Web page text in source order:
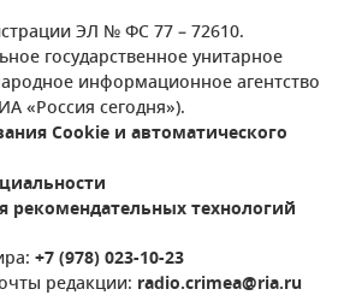
ЭЛ № ФС 77 – 72610.
государственное унитарное
информационное агентство
«Россия сегодня»).
Cookie и автоматического
рекомендательных технологий
+7 (978) 023-10-23
редакции: radio.crimea@ria.ru